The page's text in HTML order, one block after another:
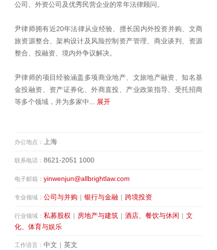
公司、外资公司及优秀民营企业的常年法律顾问。
尹律师拥有近20年法律从业经验、擅长国内外投资并购、文商
旅资源整合、架构设计及风险控制资产管理、商业谈判、资源
整合、投融资、境内外争议解决。
尹律师的项目经验涵盖多项商业地产、文旅地产融资、知名基
金投融资、资产证券化、外商直投、产业政策指导、受托招商
等多个领域，并为多家中
... 展开
办公地点： 上海
联系电话： 8621-2051 1000
电子邮箱： yinwenjun@allbrightlaw.com
专业领域： 公司与并购 | 银行与金融 | 跨境投资
行业领域： 私募股权 | 房地产与建筑 | 酒店、餐饮与休闲 | 文
化、体育与娱乐
工作语言： 中文 | 英文